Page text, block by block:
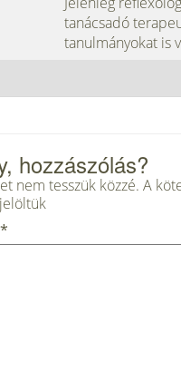
tanácsadó
tanulmányokat is
hozzászólás?
nem tesszük közzé. A
*